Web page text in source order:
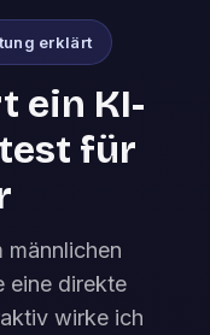
erklärt
ein KI-
für
männlichen
eine direkte
wirke ich